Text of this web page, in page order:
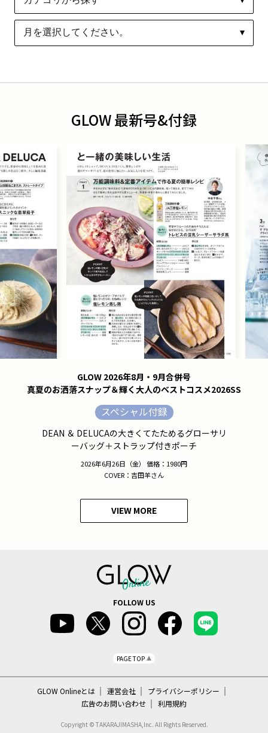
GLOW 最新号&付録
GLOW 2026年8月・9月合併号
真夏のお洒落スナップ＆輝く大人のベストコスメ2026SS
スペシャル付録
DEAN ＆ DELUCAの大きくてたためるグローサリ
ーバッグ＋ストラップ付きポーチ
2026年6月26日（金） 価格：1980円
COVER：吉田羊さん
VIEW MORE
FOLLOW US
PAGE TOP
GLOW Onlineとは 運営会社
プライバシーポリシー
広告のお問い合わせ
利用規約
Copyright © TAKARAJIMASHA,Inc. All Rights Reserved.